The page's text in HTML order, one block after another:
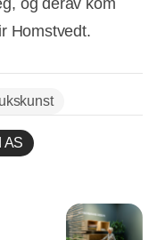
Homstvedt.
AS